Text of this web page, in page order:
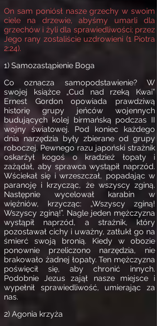
On sam poniósł nasze grzechy w swoim
ciele na drzewie, abyśmy umarli dla
grzechów i żyli dla sprawiedliwości; przez
Jego rany zostaliście uzdrowieni (1 Piotra
2:24).
1) Samozastąpienie Boga
Co oznacza samopodstawienie? W
swojej książce „Cud nad rzeką Kwai”
Ernest Gordon opowiada prawdziwą
historię grupy jeńców wojennych
budujących kolej birmańską podczas II
wojny światowej. Pod koniec każdego
dnia narzędzia były zbierane od grupy
roboczej. Pewnego razu japoński strażnik
oskarżył kogoś o kradzież łopaty i
zażądał, aby sprawca wystąpił naprzód.
Wściekał się i wrzeszczał, popadając w
paranoję i krzycząc, że wszyscy zginą.
Następnie wycelował karabin w
więźniów, krzycząc: „Wszyscy zginą!
Wszyscy zginą!”. Nagle jeden mężczyzna
wystąpił naprzód, a strażnik, który
pozostawał cichy i uważny, zatłukł go na
śmierć swoją bronią. Kiedy w obozie
ponownie przeliczono narzędzia, nie
brakowało żadnej łopaty. Ten mężczyzna
poświęcił się, aby chronić innych.
Podobnie Jezus zajął nasze miejsce i
wypełnił sprawiedliwość, umierając za
nas.
2) Agonia krzyża